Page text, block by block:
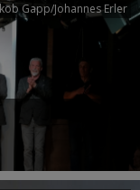
Gapp/Johannes Erler